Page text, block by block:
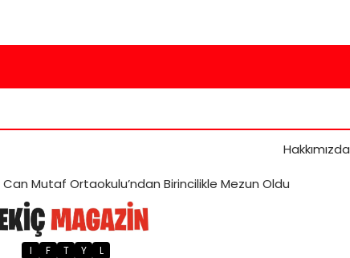
Hakkımızda
Can Mutaf Ortaokulu’ndan Birincilikle Mezun Oldu
I F T Y L